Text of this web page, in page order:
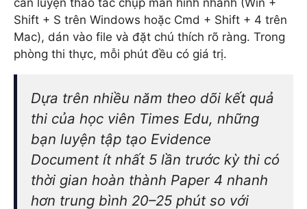
cần luyện thao tác chụp màn hình nhanh (Win +
Shift + S trên Windows hoặc Cmd + Shift + 4 trên
Mac), dán vào file và đặt chú thích rõ ràng. Trong
phòng thi thực, mỗi phút đều có giá trị.
Dựa trên nhiều năm theo dõi kết quả
thi của học viên Times Edu, những
bạn luyện tập tạo Evidence
Document ít nhất 5 lần trước kỳ thi có
thời gian hoàn thành Paper 4 nhanh
hơn trung bình 20–25 phút so với